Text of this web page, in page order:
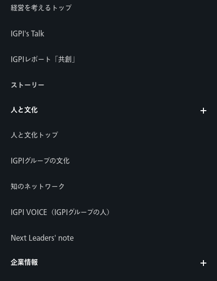
経営を考えるトップ
IGPI's Talk
IGPIレポート「共創」
ストーリー
人と文化
人と文化トップ
IGPIグループの文化
知のネットワーク
IGPI VOICE（IGPIグループの人）
Next Leaders' note
企業情報